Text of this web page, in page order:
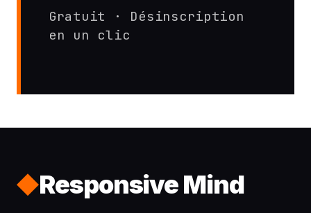
Gratuit · Désinscription
en un clic
Responsive Mind